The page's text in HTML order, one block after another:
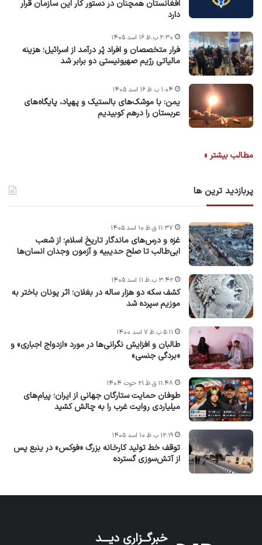
افغانستان همچنان در دستور کار این سازمان قرار
دارد
فرار متخصصان و افراد پُر درآمد از اسرائیل؛ هزینه
مالیاتی رژیم صهیونیستی دو برابر شد
۲:۳۰ ب.ظ ۱۶ اسد ۱۴۰۵
یمن: با موشک‌های بالستیک و پهپاد، پایگاه‌های
عربستان را درهم کوبیدیم
۱:۰۴ ب.ظ ۱۶ اسد ۱۴۰۵
مطالب بیشتر »
پربازدید ترین ها
غزه و درس‌های ماندگار تاریخ اسلام؛ از شعب
ابی‌طالب تا صلح حدیبیه و آزمون وجدان انسان‌ها
۱۱:۳۷ ق.ظ ۱۰ اسد ۱۴۰۵
کشف سکه دو هزار ساله در بغلان؛ اثر یونان باختر به
موزیم سپرده شد
۳:۴۲ ب.ظ ۱۱ اسد ۱۴۰۵
طالبان و افزایش نگرانی‌ها در مورد «ازدواج اجباری» و
«بردگی جنسی»
۵:۱۱ ب.ظ ۷ اسد ۱۴۰۰
طوفان حمایت ستارگان جهانی از ایران؛ پیام‌های
میلیاردی روایت غرب را به چالش کشید
۱۱:۴۸ ق.ظ ۲۱ حوت ۱۴۰۴
توقف خط تولید کارخانه بزرگ «فوکس» در ینبع پس
از آتش‌سوزی گسترده
۱۲:۱۹ ب.ظ ۱۰ اسد ۱۴۰۵
خبرگــزاری دیـــد